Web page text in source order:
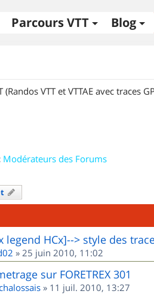
Parcours VTT Blog
(Randos VTT et VTTAE avec traces
Modérateurs des Forums
legend HCx]--> style des
» 25 juin 2010, 11:02
sur FORETREX 301
» 11 juil. 2010, 13:27